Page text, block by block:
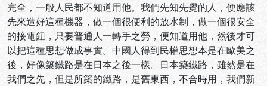
完全，一般人民都不知道用他。我們先知先覺的人，便應該
先來造好這種機器，做一個很便利的放水制，做一個很安全
的接電鈕，只要普通人一轉手之勞，便知道用他，然後才可
以把這種思想做成事實。中國人得到民權思想本是在歐美之
後，好像築鐵路是在日本之後一樣。日本築鐵路，雖然是在
我們之先，但是所築的鐵路，是舊東西，不合時用，我們新